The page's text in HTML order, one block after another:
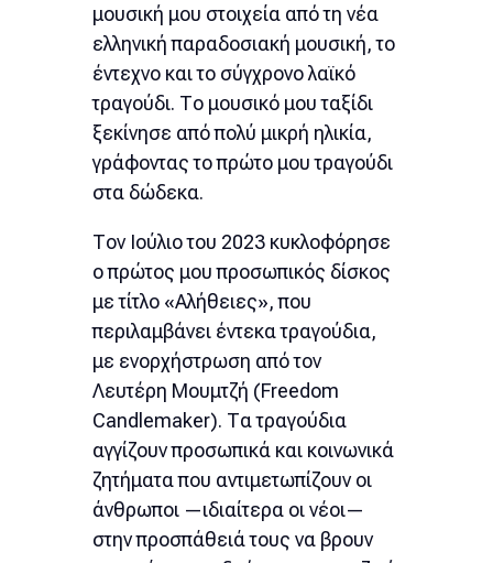
μουσική μου στοιχεία από τη νέα
ελληνική παραδοσιακή μουσική, το
έντεχνο και το σύγχρονο λαϊκό
τραγούδι. Το μουσικό μου ταξίδι
ξεκίνησε από πολύ μικρή ηλικία,
γράφοντας το πρώτο μου τραγούδι
στα δώδεκα.
Τον Ιούλιο του 2023 κυκλοφόρησε
ο πρώτος μου προσωπικός δίσκος
με τίτλο «Αλήθειες», που
περιλαμβάνει έντεκα τραγούδια,
με ενορχήστρωση από τον
Λευτέρη Μουμτζή (Freedom
Candlemaker). Τα τραγούδια
αγγίζουν προσωπικά και κοινωνικά
ζητήματα που αντιμετωπίζουν οι
άνθρωποι —ιδιαίτερα οι νέοι—
στην προσπάθειά τους να βρουν